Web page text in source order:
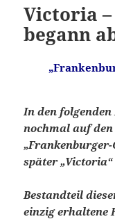
Victoria
begann
In den
nochmal auf
später
Bestandteil
einzig erhaltene